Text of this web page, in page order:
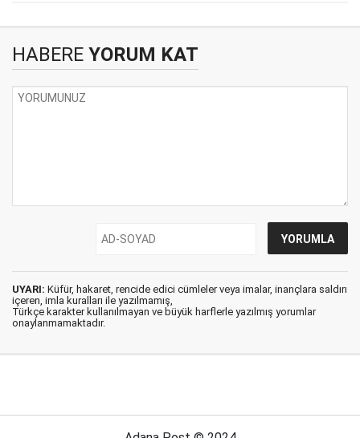
HABERE YORUM KAT
UYARI: Küfür, hakaret, rencide edici cümleler veya imalar, inançlara saldırı
içeren, imla kuralları ile yazılmamış,
Türkçe karakter kullanılmayan ve büyük harflerle yazılmış yorumlar
onaylanmamaktadır.